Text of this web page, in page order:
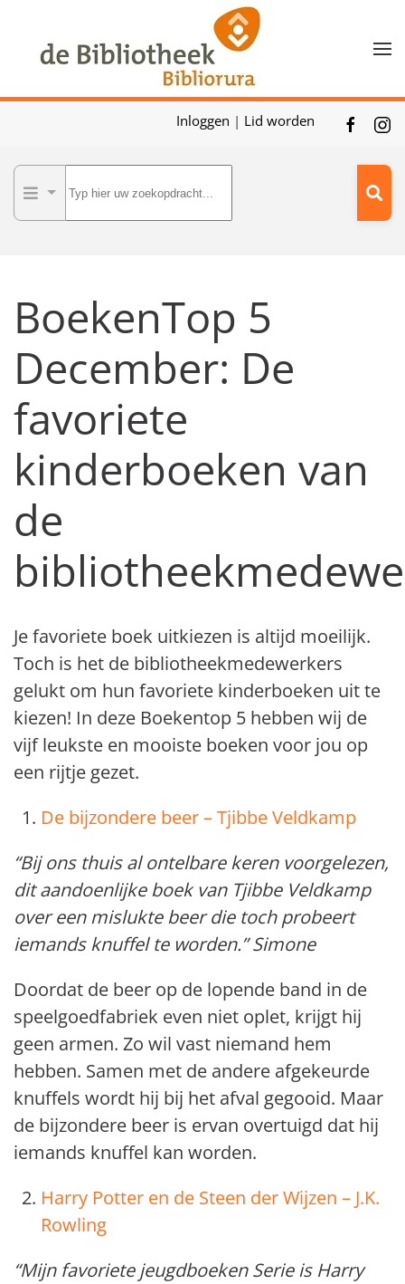
Skip to main content
Inloggen | Lid worden
BoekenTop 5
December: De
favoriete
kinderboeken van
de
Je favoriete boek uitkiezen is altijd moeilijk.
Toch is het de bibliotheekmedewerkers
gelukt om hun favoriete kinderboeken uit te
kiezen! In deze Boekentop 5 hebben wij de
vijf leukste en mooiste boeken voor jou op
een rijtje gezet.
De bijzondere beer – Tjibbe Veldkamp
“Bij ons thuis al ontelbare keren voorgelezen,
dit aandoenlijke boek van Tjibbe Veldkamp
over een mislukte beer die toch probeert
iemands knuffel te worden.” Simone
Doordat de beer op de lopende band in de
speelgoedfabriek even niet oplet, krijgt hij
geen armen. Zo wil vast niemand hem
hebben. Samen met de andere afgekeurde
knuffels wordt hij bij het afval gegooid. Maar
de bijzondere beer is ervan overtuigd dat hij
iemands knuffel kan worden.
Harry Potter en de Steen der Wijzen – J.K.
Rowling
“Mijn favoriete jeugdboeken Serie is Harry